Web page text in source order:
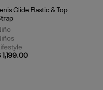
Glide Elastic & Top
1,199.00